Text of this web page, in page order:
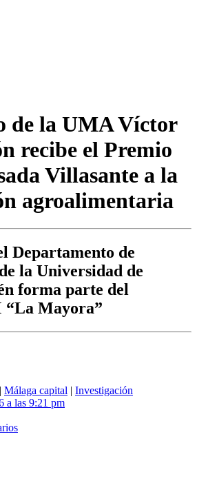
de la UMA Víctor
recibe el Premio
Villasante a la
agroalimentaria
Departamento de
la Universidad de
forma parte del
Mayora”
| Málaga capital | Investigación
a las 9:21 pm